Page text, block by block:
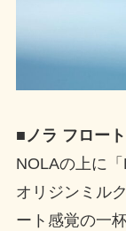
■ノラ フロー
NOLAの上に
オリジンミル
ート感覚の一